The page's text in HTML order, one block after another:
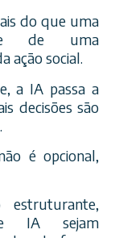
do que uma
se de uma
ação social.
a IA passa a
decisões são
é opcional,
IA sejam